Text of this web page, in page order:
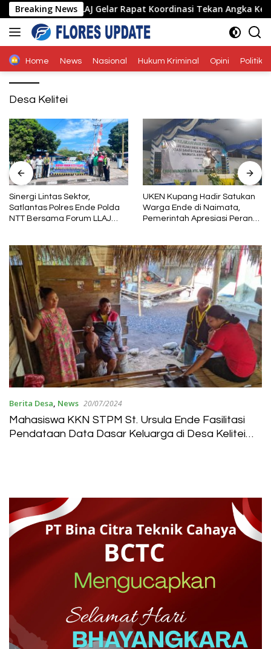
Langsung
ke
konten
Breaking News
Forum LLAJ Gelar Rapat Koordinasi Tekan Angka
Home News Nasional Hukum Kriminal Opini Politik
Desa Kelitei
Sinergi Lintas Sektor,
Satlantas Polres Ende Polda
NTT Bersama Forum LLAJ
UKEN Kupang Hadir Satukan
Warga Ende di Naimata,
Pemerintah Apresiasi Peran
Berita Desa, News 20/07/2024
Mahasiswa KKN STPM St. Ursula Ende Fasilitasi
Pendataan Data Dasar Keluarga di Desa Kelitei